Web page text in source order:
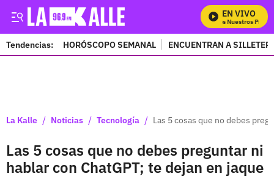
EN VIVO
Mira Todos Nuestros
Tendencias: HORÓSCOPO SEMANAL ENCUENTRAN A
La Kalle / Noticias / Tecnología / Las 5 cosas que no debes
Las 5 cosas que no debes preguntar ni
hablar con ChatGPT; te dejan en jaque